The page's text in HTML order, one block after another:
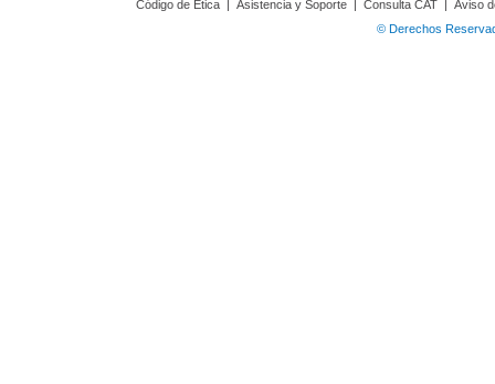
Código de Ética | Asistencia y Soporte | Consulta CAT | Aviso
© Derechos